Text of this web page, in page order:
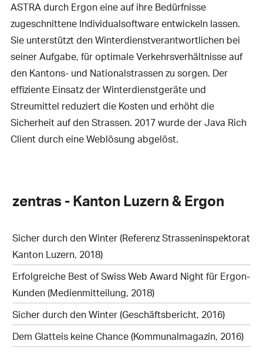
ASTRA durch Ergon eine auf ihre Bedürfnisse
zugeschnittene Individualsoftware entwickeln lassen.
Sie unterstützt den Winterdienstverantwortlichen bei
seiner Aufgabe, für optimale Verkehrsverhältnisse auf
den Kantons- und Nationalstrassen zu sorgen. Der
effiziente Einsatz der Winterdienstgeräte und
Streumittel reduziert die Kosten und erhöht die
Sicherheit auf den Strassen. 2017 wurde der Java Rich
Client durch eine Weblösung abgelöst.
zentras - Kanton Luzern & Ergon
Sicher durch den Winter (Referenz Strasseninspektorat
Kanton Luzern, 2018)
Erfolgreiche Best of Swiss Web Award Night für Ergon-
Kunden (Medienmitteilung, 2018)
Sicher durch den Winter (Geschäftsbericht, 2016)
Dem Glatteis keine Chance (Kommunalmagazin, 2016)